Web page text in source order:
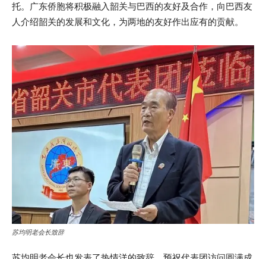
托。广东侨胞将积极融入韶关与巴西的友好及合作，向巴西友
人介绍韶关的发展和文化，为两地的友好作出应有的贡献。
苏均明老会长致辞